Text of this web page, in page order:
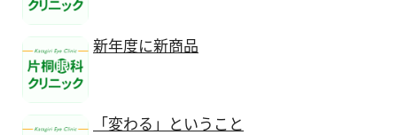
新年度に新商品
「変わる」ということ